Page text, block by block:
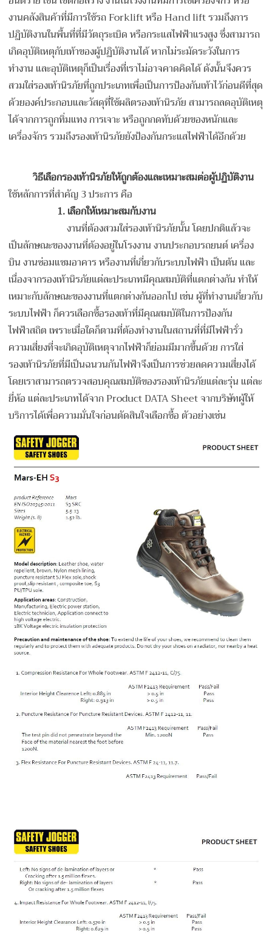
งานคลังสินค้าที่มีการใช้รถ Forklift หรือ Hand lift รวมถึงการ
ปฏิบัติงานในพื้นที่ที่มีวัตถุระเบิด หรือกระแสไฟฟ้าแรงสูง ซึ่งสามารถ
เกิดอุบัติเหตุกับเท้าของผู้ปฏิบัติงานได้ หากไม่ระมัดระวังในการ
ทำงาน และอุบัติเหตุก็เป็นเรื่องที่เราไม่อาจคาดคิดได้ ดังนั้นจึงควร
สวมใส่รองเท้านิรภัยที่ถูกประเภทเพื่อเป็นการป้องกันเท้าไว้ก่อนดีที่สุด
ด้วยองค์ประกอบและวัสดุที่ใช้ผลิตรองเท้านิรภัย สามารถลดอุบัติเหตุ
ได้จากการถูกทิ่มแทง การเจาะ หรือถูกกดทับด้วยของหนักและ
เครื่องจักร รวมถึงรองเท้านิรภัยยังป้องกันกระแสไฟฟ้าได้อีกด้วย
วิธีเลือกรองเท้านิรภัยให้ถูกต้องและเหมาะสมต่อผู้ปฏิบัติงาน
ใช้หลักการที่สำคัญ 3 ประการ คือ
1. เลือกให้เหมาะสมกับงาน
งานที่ต้องสวมใส่รองเท้านิรภัยนั้น โดยปกติแล้วจะ
เป็นลักษณะของงานที่ต้องอยู่ในโรงงาน งานประกอบรถยนต์ เครื่อง
บิน งานซ่อมแซมอาคาร หรืองานที่เกี่ยวกับระบบไฟฟ้า เป็นต้น และ
เนื่องจากรองเท้านิรภัยแต่ละประเภทมีคุณสมบัติที่แตกต่างกัน ทำให้
เหมาะกับลักษณะของงานที่แตกต่างกันออกไป เช่น ผู้ที่ทำงานเกี่ยวกับ
ระบบไฟฟ้า ก็ควรเลือกซื้อรองเท้าที่มีคุณสมบัติในการป้องกัน
ไฟฟ้าสถิต เพราะเมื่อใดก็ตามที่ต้องทำงานในสถานที่ที่มีไฟฟ้ารั่ว
ความเสี่ยงที่จะเกิดอุบัติเหตุจากไฟฟ้าก็ย่อมมีมากขึ้นด้วย การใส่
รองเท้านิรภัยที่มีเป็นฉนวนกันไฟฟ้าจึงเป็นการช่วยลดความเสี่ยงได้
โดยเราสามารถตรวจสอบคุณสมบัติของรองเท้านิรภัยแต่ละรุ่น แต่ละ
ยี่ห้อ แต่ละประเภทได้จาก Product DATA Sheet จากบริษัทผู้ให้
บริการได้เพื่อความมั่นใจก่อนตัดสินใจเลือกซื้อ ตัวอย่างเช่น